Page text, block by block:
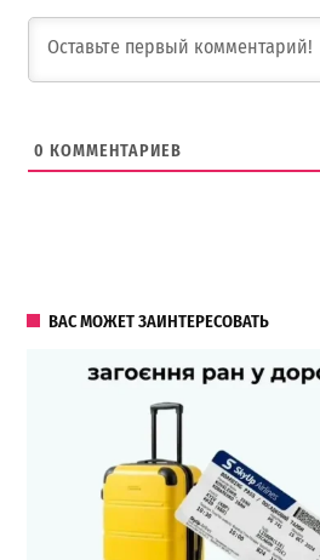
0 КОММЕНТАРИЕВ
ВАС МОЖЕТ ЗАИНТЕРЕСОВАТЬ